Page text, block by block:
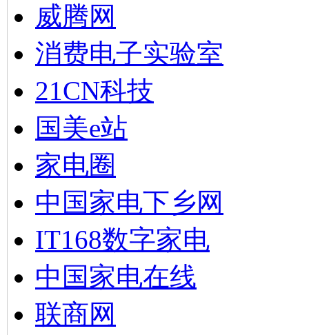
威腾网
消费电子实验室
21CN科技
国美e站
家电圈
中国家电下乡网
IT168数字家电
中国家电在线
联商网